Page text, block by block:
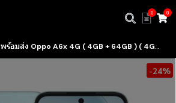
0 0
พร้อมส่ง Oppo A6x 4G ( 4GB + 64GB ) ( 4GB + 128GB ) เครื่องศูนย์ไทย มีบริการรับสินค้าหน้าร้าน
-24%